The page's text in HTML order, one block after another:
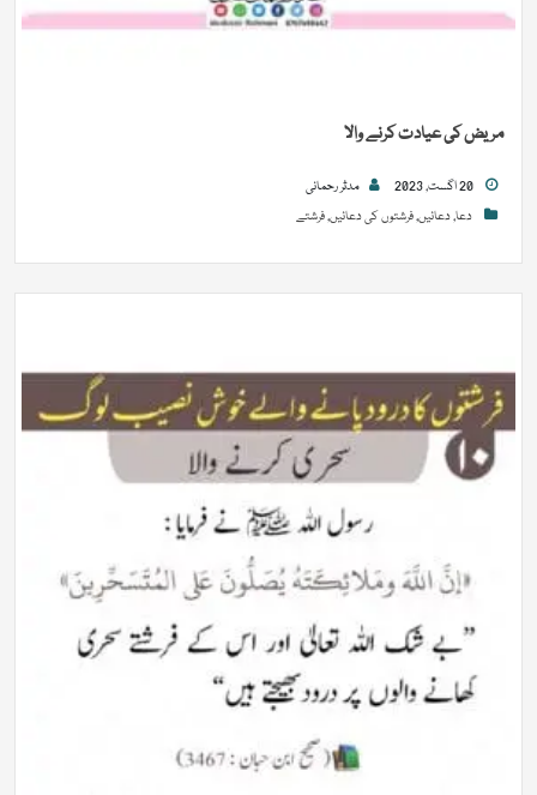
مریض کی عیادت کرنے والا
مدثر رحمانی
دعا,دعائیں,فرشتوں کی دعائیں,فرشتے